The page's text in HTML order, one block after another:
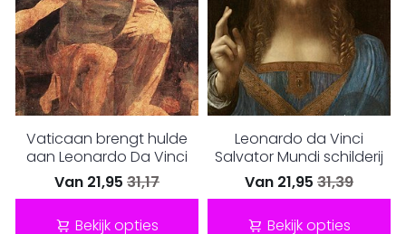
Vaticaan brengt hulde
aan Leonardo Da Vinci
Van 21,95 31,17
Bekijk opties
Leonardo da Vinci
Salvator Mundi schilderij
Van 21,95 31,39
Bekijk opties